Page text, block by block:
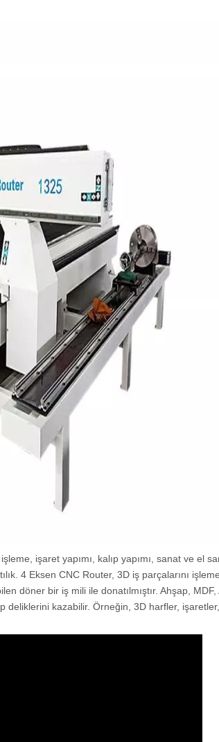
işaret yapımı, kalıp yapımı, sanat ve el
4 Eksen CNC Router, 3D iş parçalarını
döner bir iş mili ile donatılmıştır. Ahşap, MDF,
kazabilir. Örneğin, 3D harfler,